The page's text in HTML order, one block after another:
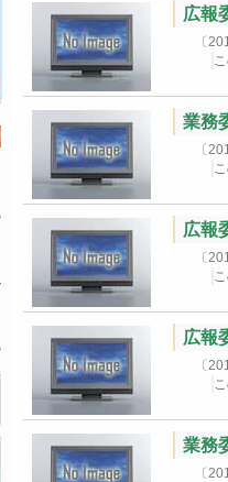
広報
〔
業務
〔
広報
〔
広報
〔
業務
〔